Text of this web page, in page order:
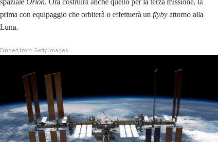
spaziale Orion. Ora costruirà anche quello per la terza missione, la
prima con equipaggio che orbiterà o effettuerà un flyby attorno alla
Luna.
Embed from Getty Images